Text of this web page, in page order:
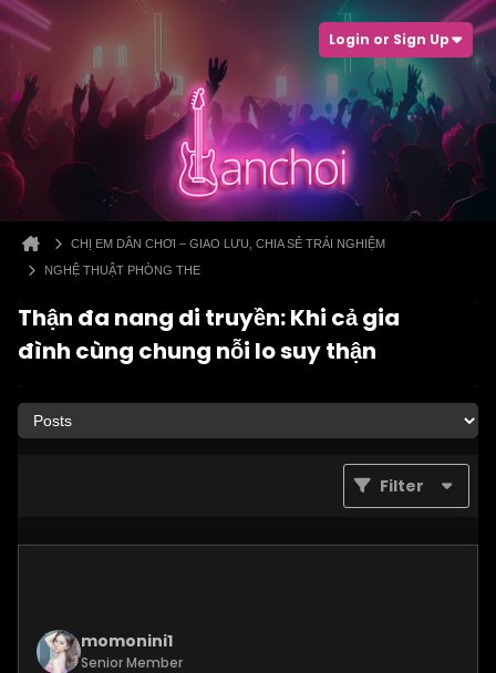
Login or Sign Up
CHỊ EM DÂN CHƠI – GIAO LƯU, CHIA SẺ TRẢI NGHIỆM
NGHỆ THUẬT PHÒNG THE
Thận đa nang di truyền: Khi cả gia
đình cùng chung nỗi lo suy thận
Filter
momonini1
Senior Member